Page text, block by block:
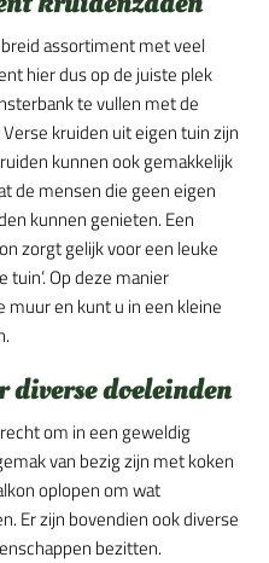
assortiment met veel
hier dus op de juiste plek
te vullen met de
kruiden uit eigen tuin zijn
kunnen ook gemakkelijk
de mensen die geen eigen
kunnen genieten. Een
zorgt gelijk voor een leuke
tuin’. Op deze manier
muur en kunt u in een kleine
doeleinden
om in een geweldig
van bezig zijn met koken
oplopen om wat
Er zijn bovendien ook diverse
bezitten.